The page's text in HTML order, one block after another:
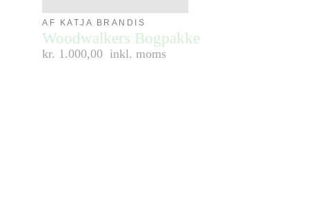
AF KATJA BRANDIS
Woodwalkers Bogpakke
kr. 1.000,00 inkl. moms